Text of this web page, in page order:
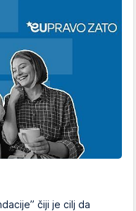
čiji je cilj da